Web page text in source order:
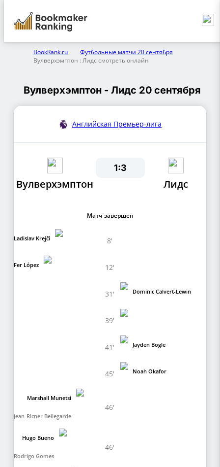
BookRank.ru
Футбольные матчи 20 сентября
Вулверхэмптон : Лидс смотреть онлайн
Вулверхэмптон - Лидс 20 сентября
Английская Премьер-лига
Вулверхэмптон
1:3
Лидс
Матч завершен
Ladislav Krejčí 8'
Fer López 12'
31' Dominic Calvert-Lewin
39'
41' Jayden Bogle
45' Noah Okafor
Jean-Ricner Bellegarde
Marshall Munetsi
46'
Rodrigo Gomes
Hugo Bueno
46'